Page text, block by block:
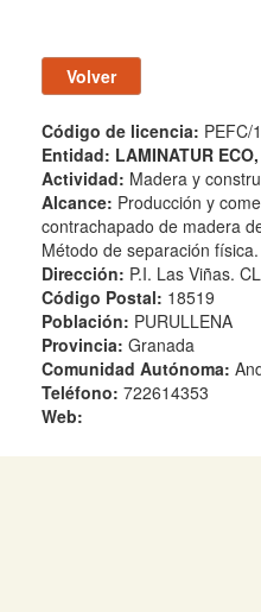
Código de licencia: PEFC/
Entidad: LAMINATUR
Actividad: Madera y
Alcance: Producción y
contrachapado de madera
Método de separación
Dirección: P.I. Las Viñas.
Código Postal: 18519
Población: PURULLENA
Provincia: Granada
Comunidad Autónoma:
Teléfono: 722614353
Web: